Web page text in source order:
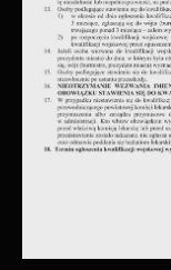
pośredników
wiadomości,
społecznościowych.